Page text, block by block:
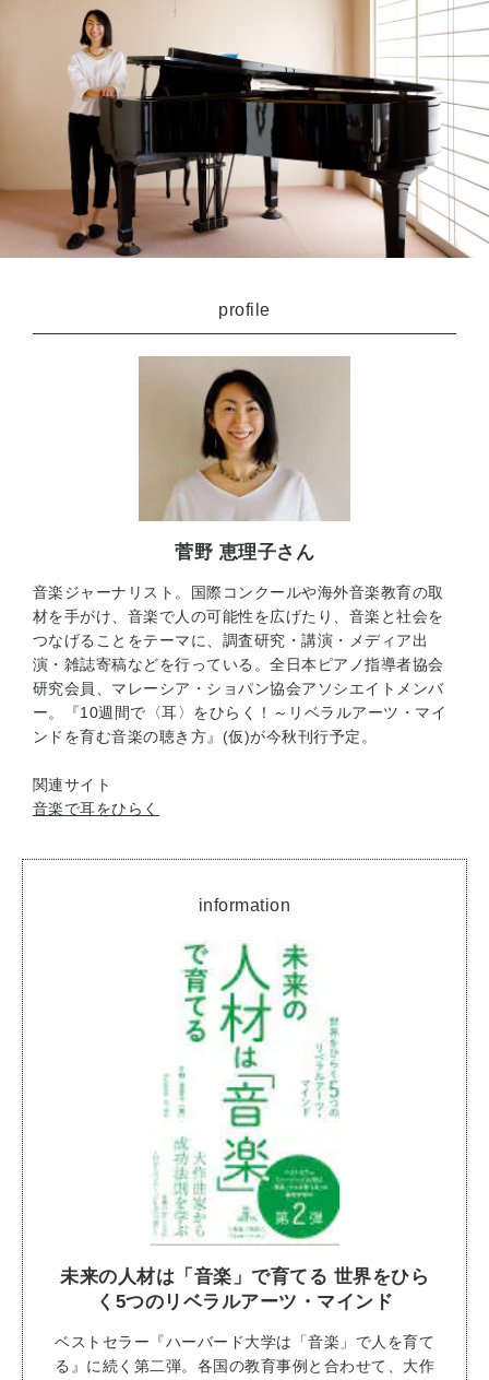
profile
菅野 恵理子さん
音楽ジャーナリスト。国際コンクールや海外音楽教育の取
材を手がけ、音楽で人の可能性を広げたり、音楽と社会を
つなげることをテーマに、調査研究・講演・メディア出
演・雑誌寄稿などを行っている。全日本ピアノ指導者協会
研究会員、マレーシア・ショパン協会アソシエイトメンバ
ー。『10週間で〈耳〉をひらく！～リベラルアーツ・マイ
ンドを育む音楽の聴き方』(仮)が今秋刊行予定。
関連サイト
音楽で耳をひらく
information
未来の人材は「音楽」で育てる 世界をひら
く5つのリベラルアーツ・マインド
ベストセラー『ハーバード大学は「音楽」で人を育て
る』に続く第二弾。各国の教育事例と合わせて、大作